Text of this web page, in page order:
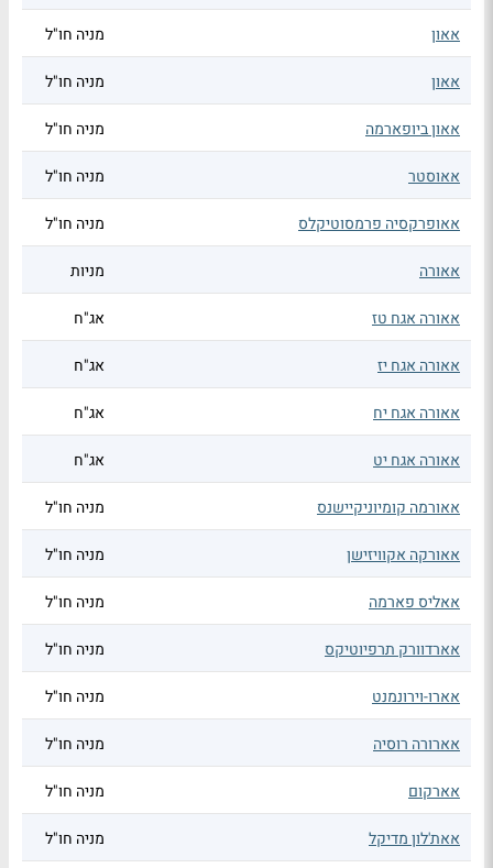
אאון מניה חו"ל
אאון מניה חו"ל
אאון ביופארמה מניה חו"ל
אאוסטר מניה חו"ל
אאופרקסיה פרמסוטיקלס מניה חו"ל
אאורה מניות
אאורה אגח טז אג"ח
אאורה אגח יז אג"ח
אאורה אגח יח אג"ח
אאורה אגח יט אג"ח
אאורמה קומיוניקיישנס מניה חו"ל
אאורקה אקוויזישן מניה חו"ל
אאליס פארמה מניה חו"ל
אארדוורק תרפיוטיקס מניה חו"ל
אארו-וירונמנט מניה חו"ל
אארורה רוסיה מניה חו"ל
אארקום מניה חו"ל
אאת'לון מדיקל מניה חו"ל